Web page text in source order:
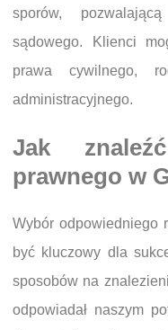
sporów,
sądowego. Klienci
prawa cywilnego,
administracyjnego.
Jak
prawnego w
Wybór odpowiedniego
być kluczowy dla
sposobów na
odpowiadał naszym